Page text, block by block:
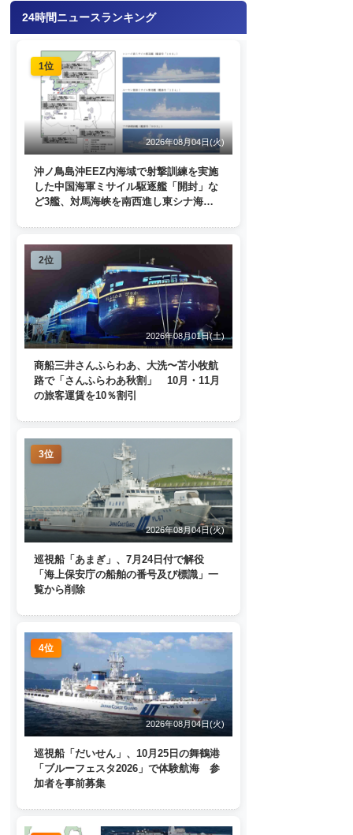
24時間ニュースランキング
1位
2026年08月04日(火)
沖ノ鳥島沖EEZ内海域で射撃訓練を実施
した中国海軍ミサイル駆逐艦「開封」な
ど3艦、対馬海峡を南西進し東シナ海
2位
2026年08月01日(土)
商船三井さんふらわあ、大洗〜苫小牧航
路で「さんふらわあ秋割」 10月・11月
の旅客運賃を10％割引
3位
2026年08月04日(火)
巡視船「あまぎ」、7月24日付で解役
「海上保安庁の船舶の番号及び標識」一
覧から削除
4位
2026年08月04日(火)
巡視船「だいせん」、10月25日の舞鶴港
「ブルーフェスタ2026」で体験航海 参
加者を事前募集